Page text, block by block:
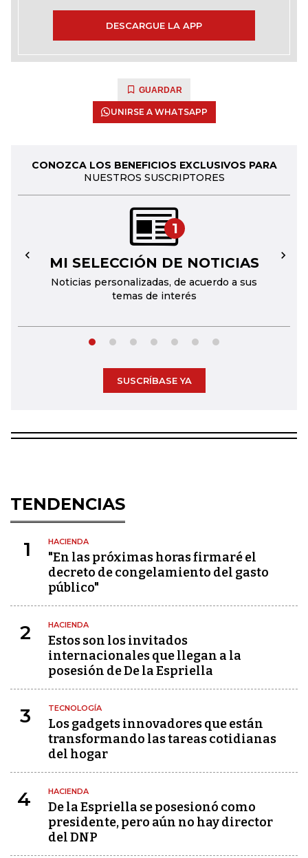
DESCARGUE LA APP
GUARDAR
UNIRSE A WHATSAPP
CONOZCA LOS BENEFICIOS EXCLUSIVOS PARA
NUESTROS SUSCRIPTORES
1
MI SELECCIÓN DE NOTICIAS
Noticias personalizadas, de acuerdo a sus
temas de interés
← →
SUSCRÍBASE YA
TENDENCIAS
1 HACIENDA
"En las próximas horas firmaré el
decreto de congelamiento del gasto
público"
2 HACIENDA
Estos son los invitados
internacionales que llegan a la
posesión de De la Espriella
3 TECNOLOGÍA
Los gadgets innovadores que están
transformando las tareas cotidianas
del hogar
4 HACIENDA
De la Espriella se posesionó como
presidente, pero aún no hay director
del DNP